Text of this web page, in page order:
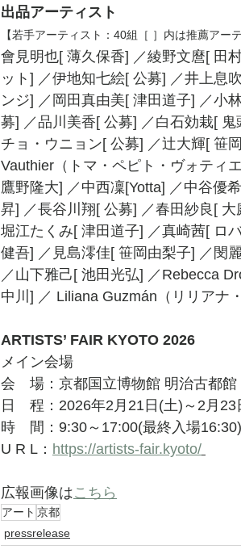
出品アーティスト
【若手アーティスト：40組［ ］内は推薦ア
會見明也[ 薄久保香] ／綾野文麿[ 田
ット] ／伊地知七絵[ 公募] ／井上息
ンジ] ／岡田真由美[ 津田道子] ／小
募] ／品川美香[ 公募] ／白石効栽[
チョ・ウニョン[ 公募] ／辻大輝[ 笹
Vauthier（トマ・ペピト・ヴォティ
鷹野隆大] ／中西凜[Yotta] ／中谷優
昇] ／長谷川翔[ 公募] ／春田紗良[
堀江たくみ[ 津田道子] ／真崎茜[ ロ
健吾] ／見島澪佳[ 笹岡由梨子] ／閔
／山下雅己[ 池田光弘] ／Rebecca
中川] ／ Liliana Guzmán（リリアナ
ARTISTS’ FAIR KYOTO 2026
メイン会場
会　場：京都国立博物館 明治古都館
日　程：2026年2月21日(土)～2月23
時　間：9:30～17:00(最終入場16:30)
U R L： https://artists-fair.kyoto/
広報画像はこちら
アート 京都
pressrelease